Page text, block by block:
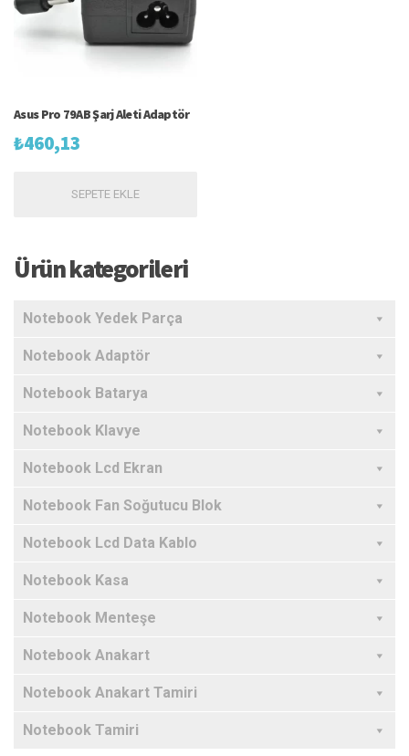
Asus Pro 79AB Şarj Aleti Adaptör
₺460,13
SEPETE EKLE
Ürün kategorileri
Notebook Yedek Parça
Notebook Adaptör
Notebook Batarya
Notebook Klavye
Notebook Lcd Ekran
Notebook Fan Soğutucu Blok
Notebook Lcd Data Kablo
Notebook Kasa
Notebook Menteşe
Notebook Anakart
Notebook Anakart Tamiri
Notebook Tamiri